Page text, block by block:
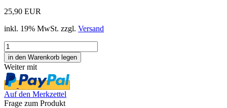
25,90 EUR
inkl. 19% MwSt. zzgl. Versand
Weiter mit
Auf den Merkzettel
Frage zum Produkt